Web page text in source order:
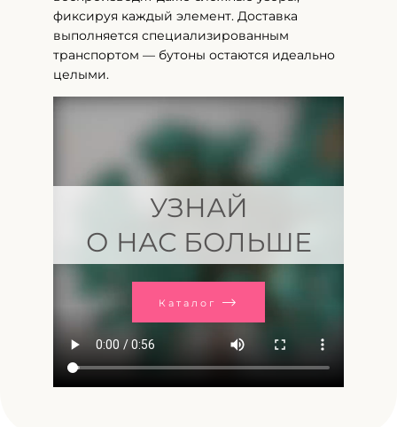
фиксируя каждый элемент. Доставка
выполняется специализированным
транспортом — бутоны остаются идеально
целыми.
УЗНАЙ
О НАС БОЛЬШЕ
Каталог